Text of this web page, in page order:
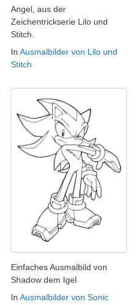
Angel, aus der
Zeichentrickserie Lilo und
Stitch.
In Ausmalbilder von Lilo und
Stitch
Einfaches Ausmalbild von
Shadow dem Igel
In Ausmalbilder von Sonic